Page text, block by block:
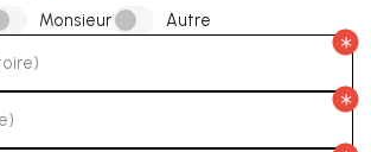
Monsieur Autre